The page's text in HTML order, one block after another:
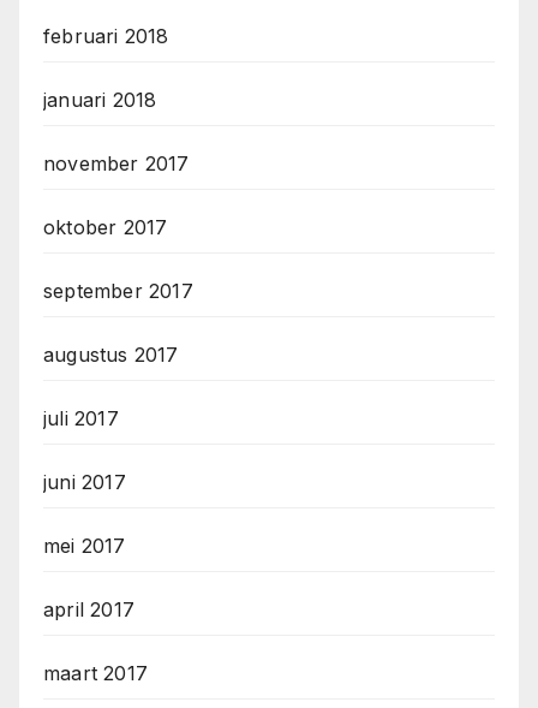
februari 2018
januari 2018
november 2017
oktober 2017
september 2017
augustus 2017
juli 2017
juni 2017
mei 2017
april 2017
maart 2017